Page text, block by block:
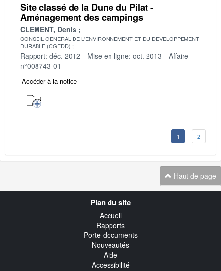
Site classé de la Dune du Pilat -
Aménagement des campings
CLEMENT, Denis
CONSEIL GENERAL DE L'ENVIRONNEMENT ET DU DEVELOPPEMENT
DURABLE (CGEDD)
Rapport: déc. 2012 Mise en ligne: oct. 2013
Affaire
n°008743-01
Accéder à la notice
1 2
Haut de page
Plan du site
Accueil
Rapports
Porte-documents
Nouveautés
Aide
Accessibilité